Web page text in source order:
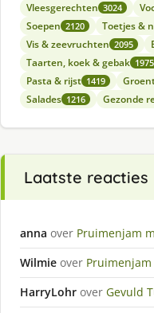
Vleesgerechten 3024
Soepen 2120 Toetjes &
Vis & zeevruchten 2095
Taarten, koek & gebak 1975
Pasta & rijst 1419
Salades 1216 Gezonde
Laatste reacties
anna over Pruimenjam
Wilmie over
HarryLohr over Gevuld